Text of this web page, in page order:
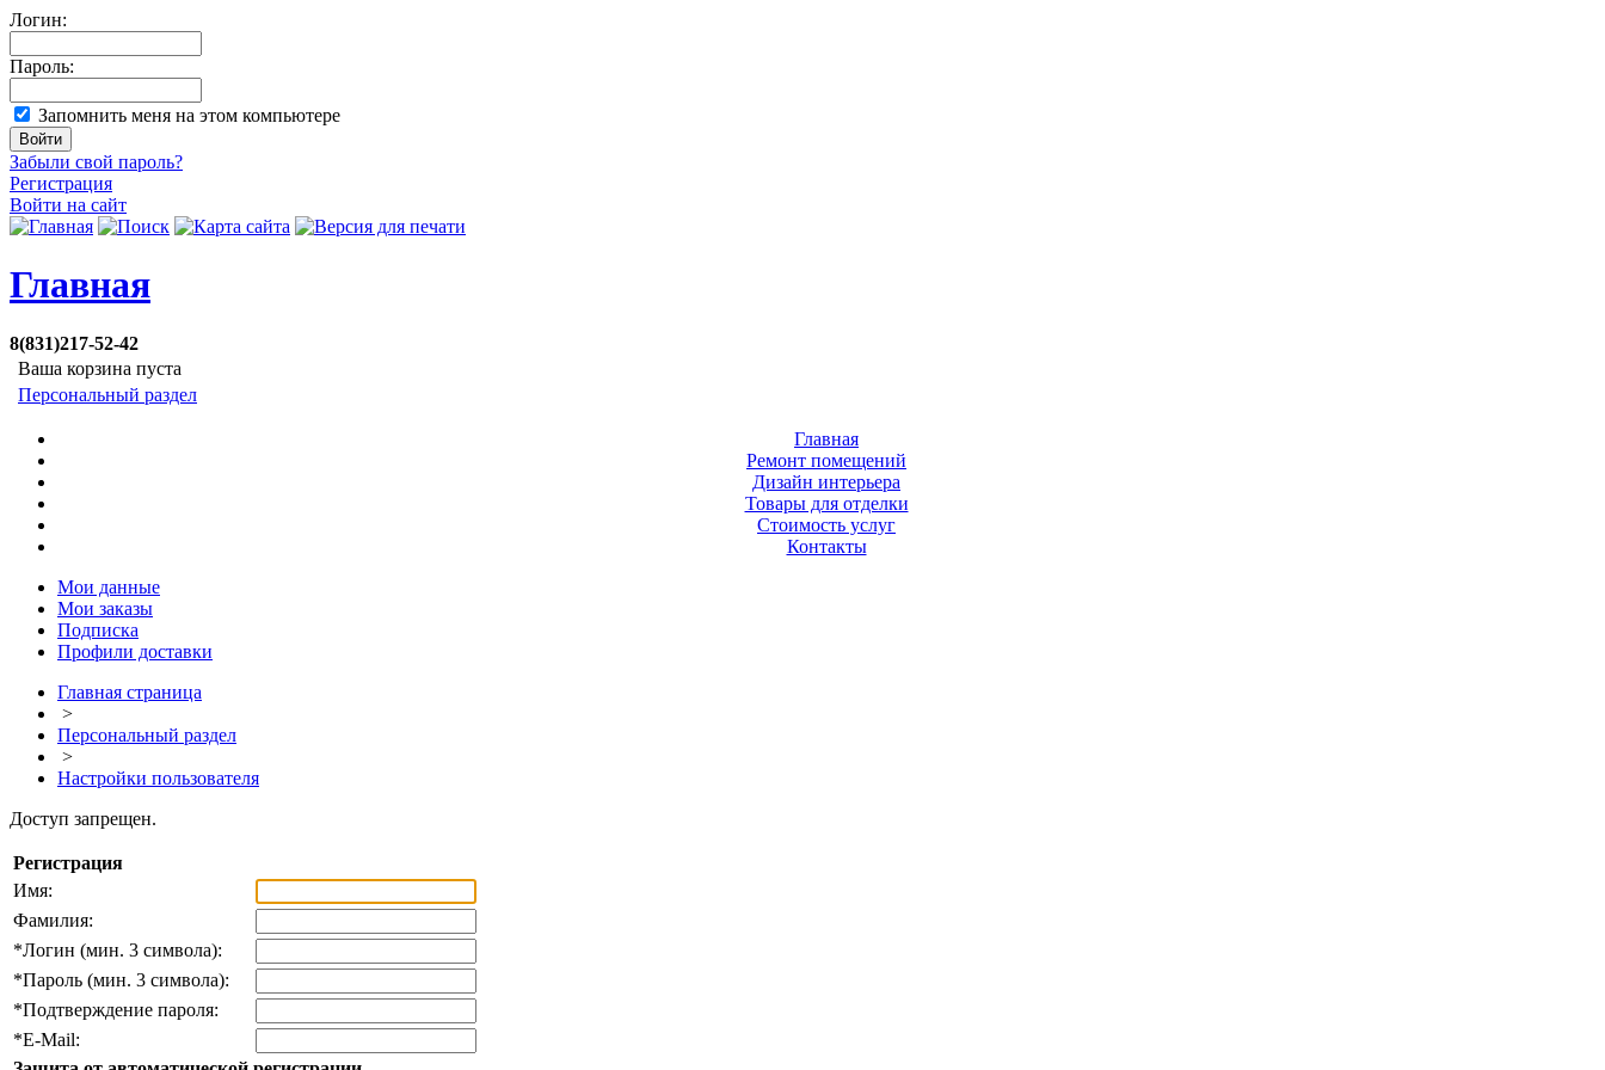
Логин:
Пароль:
Запомнить меня на этом компьютере
Забыли свой пароль?
Регистрация
Войти на сайт
Главная
8(831)217-52-42
Ваша корзина пуста
Персональный раздел
Главная
Ремонт помещений
Дизайн интерьера
Товары для отделки
Стоимость услуг
Контакты
Мои данные
Мои заказы
Подписка
Профили доставки
Главная страница
>
Персональный раздел
>
Настройки пользователя
Доступ запрещен.
Регистрация
Имя:
Фамилия:
*Логин (мин. 3 символа):
*Пароль (мин. 3 символа):
*Подтверждение пароля:
*E-Mail: